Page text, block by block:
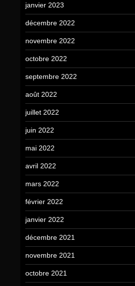
janvier 2023
décembre 2022
novembre 2022
octobre 2022
septembre 2022
août 2022
juillet 2022
juin 2022
mai 2022
avril 2022
mars 2022
février 2022
janvier 2022
décembre 2021
novembre 2021
octobre 2021